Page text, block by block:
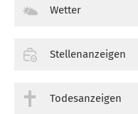
Wetter
Stellenanzeigen
Todesanzeigen